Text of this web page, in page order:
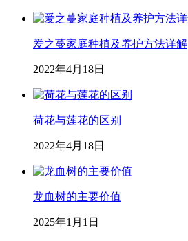
爱之蔓家庭种植及养护方法详解
2022年4月18日
荷花与莲花的区别
2022年4月18日
龙血树的主要价值
2025年1月1日